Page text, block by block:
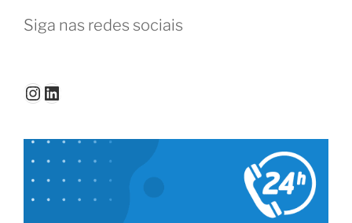
aumentar
Siga nas redes sociais
Instagram
LinkedIn